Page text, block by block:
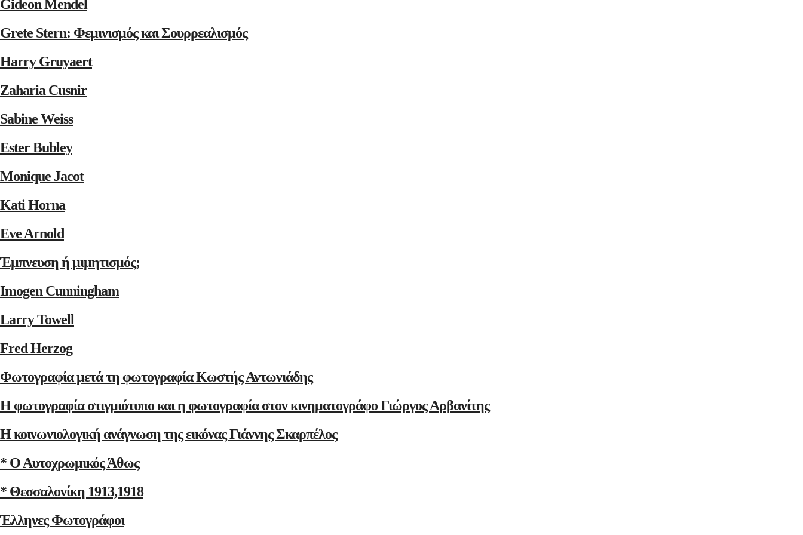
Gideon Mendel
Grete Stern: Φεμινισμός και Σουρρεαλισμός
Harry Gruyaert
Zaharia Cusnir
Sabine Weiss
Ester Bubley
Monique Jacot
Kati Horna
Eve Arnold
Έμπνευση ή μιμητισμός;
Imogen Cunningham
Larry Towell
Fred Herzog
Φωτογραφία μετά τη φωτογραφία Κωστής Αντωνιάδης
Η φωτογραφία στιγμιότυπο και η φωτογραφία στον κινηματογράφο Γιώργος Αρβανίτης
Η κοινωνιολογική ανάγνωση της εικόνας Γιάννης Σκαρπέλος
* Ο Αυτοχρωμικός Άθως
* Θεσσαλονίκη 1913,1918
Έλληνες Φωτογράφοι